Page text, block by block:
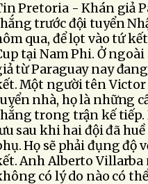
Pretoria - Khán giả
trước đội tuyển
qua, để lọt vào tứ
tại Nam Phi. Ở
từ Paraguay nay
Một người tên
nhà, họ là những
trong trận kế tiếp.
sau khi hai đội đã
Họ sẽ phải đụng độ
Anh Alberto Villarba
có lý do nào có